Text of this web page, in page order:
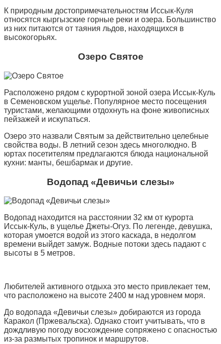
К природным достопримечательностям Иссык-Куля
относятся кыргызские горные реки и озера. Большинство
из них питаются от таяния льдов, находящихся в
высокогорьях.
Озеро Святое
Расположено рядом с курортной зоной озера Иссык-Куль
в Семеновском ущелье. Популярное место посещения
туристами, желающими отдохнуть на фоне живописных
пейзажей и искупаться.
Озеро это назвали Святым за действительно целебные
свойства воды. В летний сезон здесь многолюдно. В
юртах посетителям предлагаются блюда национальной
кухни: манты, бешбармак и другие.
Водопад «Девичьи слезы»
Водопад находится на расстоянии 32 км от курорта
Иссык-Куль, в ущелье Джеты-Огуз. По легенде, девушка,
которая умоется водой из этого каскада, в недолгом
времени выйдет замуж. Водные потоки здесь падают с
высоты в 5 метров.
Любителей активного отдыха это место привлекает тем,
что расположено на высоте 2400 м над уровнем моря.
До водопада «Девичьи слезы» добираются из города
Каракол (Пржевальска). Однако стоит учитывать, что в
дождливую погоду восхождение сопряжено с опасностью
из-за размытых тропинок и маршрутов.